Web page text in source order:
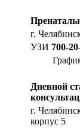
г.
УЗИ 700-
Дневной
г.
корпус 5